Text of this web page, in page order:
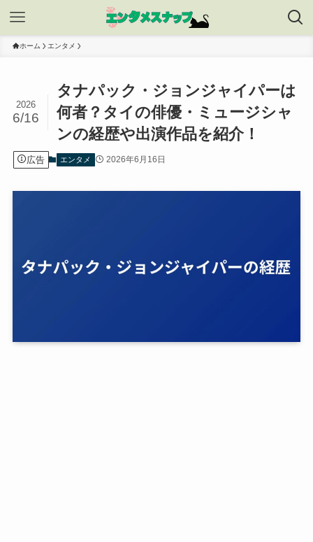
ホーム エンタメ
タナパック・ジョンジャイパーは
何者？タイの俳優・ミュージシャ
ンの経歴や出演作品を紹介！
2026
6/16
広告 エンタメ 2026年6月16日